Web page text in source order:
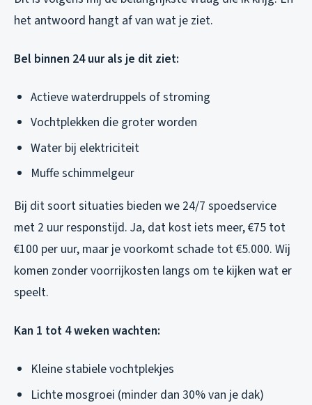
het antwoord hangt af van wat je ziet.
Bel binnen 24 uur als je dit ziet:
Actieve waterdruppels of stroming
Vochtplekken die groter worden
Water bij elektriciteit
Muffe schimmelgeur
Bij dit soort situaties bieden we 24/7 spoedservice
met 2 uur responstijd. Ja, dat kost iets meer, €75 tot
€100 per uur, maar je voorkomt schade tot €5.000. Wij
komen zonder voorrijkosten langs om te kijken wat er
speelt.
Kan 1 tot 4 weken wachten:
Kleine stabiele vochtplekjes
Lichte mosgroei (minder dan 30% van je dak)